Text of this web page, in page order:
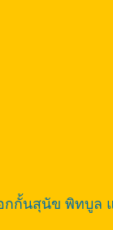
กั้นสุนัข พิทบูล